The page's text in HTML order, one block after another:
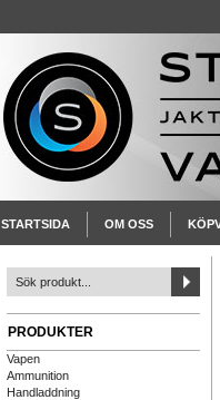
STARTSIDA OM OSS
PRODUKTER
Vapen
Ammunition
Handladdning